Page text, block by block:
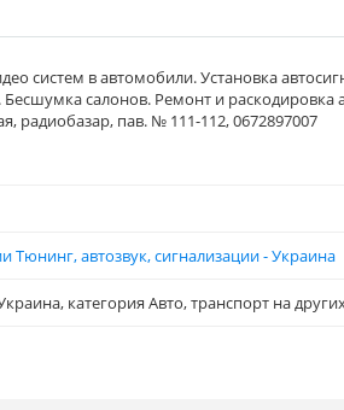
систем в автомобили. Установка
салонов. Ремонт и раскодировка
радиобазар, пав. № 111-112, 0672897007
Тюнинг, автозвук, сигнализации - Украина
категория Авто, транспорт на